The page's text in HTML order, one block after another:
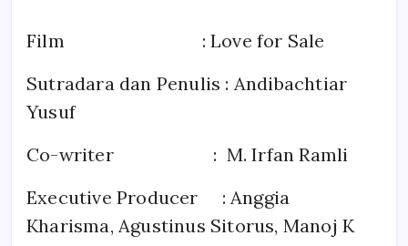
Film : Love for Sale
Sutradara dan Penulis : Andibachtiar
Yusuf
Co-writer : M. Irfan Ramli
Executive Producer : Anggia
Kharisma, Agustinus Sitorus, Manoj K